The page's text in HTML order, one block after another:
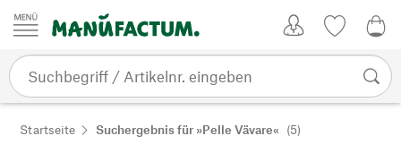
Zum Inhalt springen
Startseite Suchergebnis für »Pelle Vävare« (5)